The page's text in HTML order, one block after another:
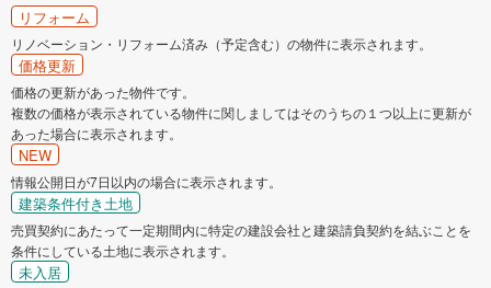
リフォーム
リノベーション・リフォーム済み（予定含む）の物件に表示されます。
価格更新
価格の更新があった物件です。
複数の価格が表示されている物件に関しましてはそのうちの１つ以上に更新が
あった場合に表示されます。
NEW
情報公開日が7日以内の場合に表示されます。
建築条件付き土地
売買契約にあたって一定期間内に特定の建設会社と建築請負契約を結ぶことを
条件にしている土地に表示されます。
未入居